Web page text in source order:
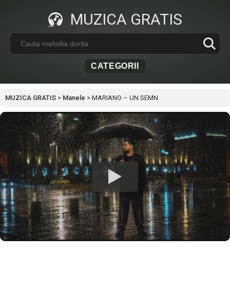
MUZICA GRATIS
CATEGORII
MUZICA GRATIS > Manele > MARIANO – UN SEMN